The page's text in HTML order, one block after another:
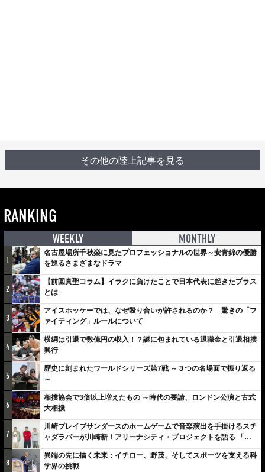
その他の陸上記事を見る
RANKING
WEEKLY MONTHLY
1
名古屋場所千秋楽に見たプロフェッショナルの世界～安青錦の優勝
を巡るさまざまなドラマ
2
【前園真聖コラム】イラクに負けたことで日本代表に起きたプラス
とは
3
アイスホッケーでは、なぜ殴り合いが許されるのか？ 驚きの「フ
ァイティング」ルールについて
4
横綱は引退で数億円の収入！？謎に包まれている退職金と引退相撲
興行
5
歴史に刻まれたワールドシリーズ第7戦 ～３つの名場面で振り返る
～
6
相撲協会で3倍以上増えたもの ～時代の要請、ロンドン公演と古式
大相撲
7
川崎ブレイブサンダースのホームゲームで音楽演出を手掛けるスチ
ャダラパーが川崎新！アリーナシティ・プロジェクトを語る 「楽
しみでしかないでしょ。川崎は、ずっと成長曲線だから」
8
異端の先に描く未来：イチロー、野茂、そしてスポーツを支える科
学界の挑戦